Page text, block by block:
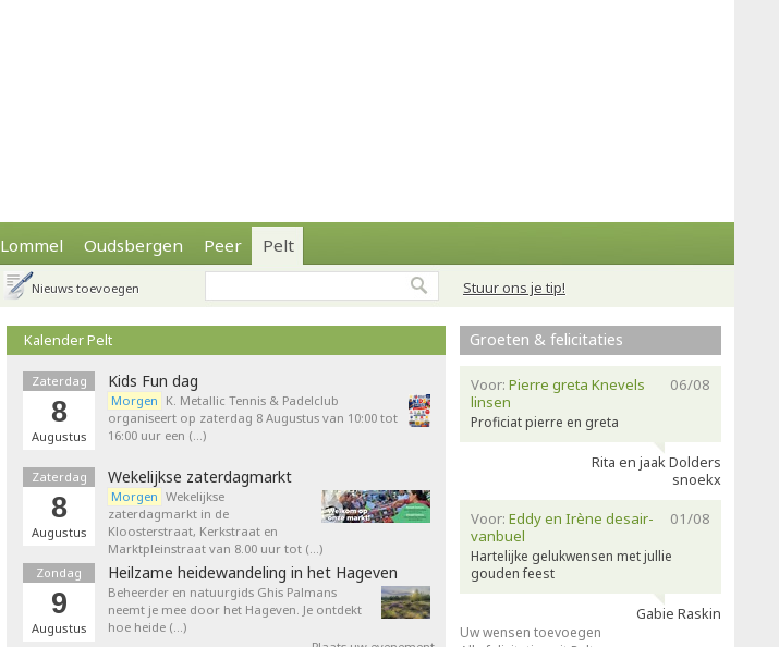
Lommel Oudsbergen Peer Pelt
Stuur ons je tip!
Nieuws toevoegen
Kalender Pelt
Zaterdag
8
Augustus
Kids Fun dag
Morgen K. Metallic Tennis & Padelclub
organiseert op zaterdag 8 Augustus van 10:00 tot
16:00 uur een (…)
Zaterdag
8
Augustus
Wekelijkse zaterdagmarkt
Morgen Wekelijkse
zaterdagmarkt in de
Kloosterstraat, Kerkstraat en
Marktpleinstraat van 8.00 uur tot (…)
Zondag
9
Augustus
Heilzame heidewandeling in het Hageven
Beheerder en natuurgids Ghis Palmans
neemt je mee door het Hageven. Je ontdekt
hoe heide (…)
Groeten & felicitaties
06/08
Voor: Pierre greta Knevels
linsen
Proficiat pierre en greta
Rita en jaak Dolders
snoekx
01/08
Voor: Eddy en Irène desair-
vanbuel
Hartelijke gelukwensen met jullie
gouden feest
Gabie Raskin
Uw wensen toevoegen